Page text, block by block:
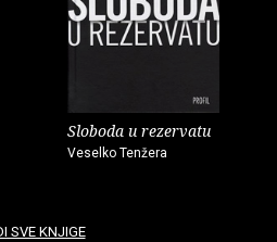
Sloboda u rezervatu
Veselko Tenžera
SVE KNJIGE